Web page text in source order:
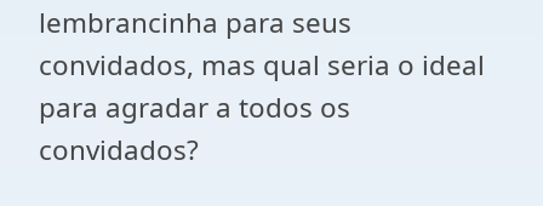
lembrancinha para seus
convidados, mas qual seria o ideal
para agradar a todos os
convidados?